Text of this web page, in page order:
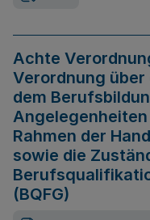
Achte
Verordnung
dem
Rahmen der
sowie die
(BQFG)